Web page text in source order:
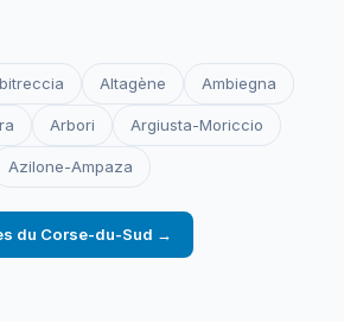
Altagène Ambiegna
Arbori Argiusta-Moriccio
Azilone-Ampaza
du Corse-du-Sud →